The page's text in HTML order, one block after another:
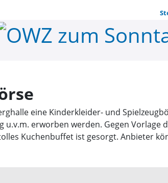
eine Kinderkleider- und
erworben werden. Gegen Vorlage
Kuchenbuffet ist gesorgt. Anbieter